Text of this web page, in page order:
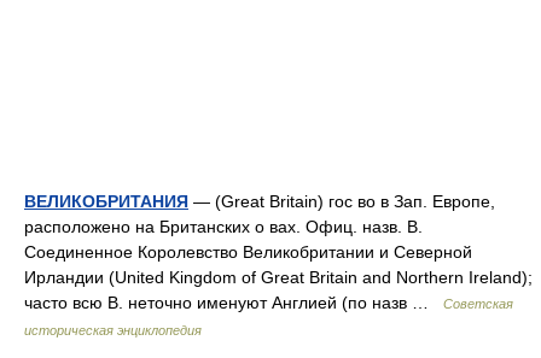
ВЕЛИКОБРИТАНИЯ — (Great Britain) гос во в Зап. Европе,
расположено на Британских о вах. Офиц. назв. В.
Соединенное Королевство Великобритании и Северной
Ирландии (United Kingdom of Great Britain and Northern Ireland);
часто всю В. неточно именуют Англией (по назв …
Советская
историческая энциклопедия